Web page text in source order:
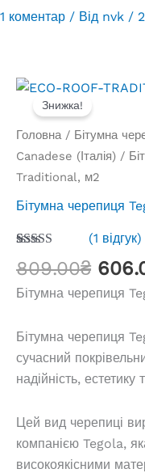
1 коментар / Від nvk /
Знижка!
Головна/ Бітумна
Canadese (Італія) /
Traditional, м2
Бітумна черепиця
4.00з 5
опитування
(1 відгук)
809.00₴
ціна:
Бітумна черепиця
Бітумна черепиця
сучасний
надійність, естетику
Цей вид черепиці
компанією Tegola,
високоякісними